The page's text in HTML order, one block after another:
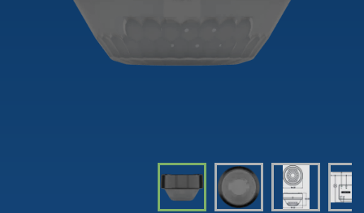
Läsnäolo- ja liiketunnistimet
LED valaisin
Liike- ja läsnäolotunnistimet
DALI-2 valaistuksen ohjaus
Mediakirjasto